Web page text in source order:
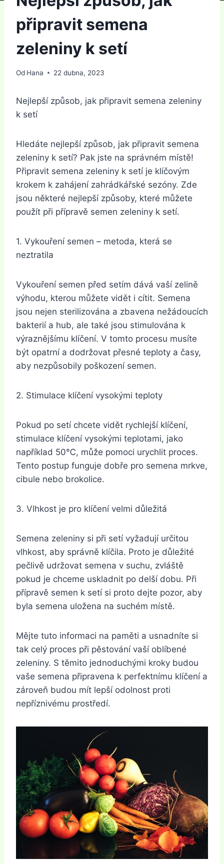
připravit semena
zeleniny k setí
Od Hana 22 dubna, 2023
Nejlepší způsob, jak připravit semena zeleniny
k setí
Hledáte nejlepší způsob, jak připravit semena
zeleniny k setí? Pak jste na správném místě!
Připravit semena zeleniny k setí je klíčovým
krokem k zahájení zahrádkářské sezóny. Zde
jsou některé nejlepší způsoby, které můžete
použít při přípravě semen zeleniny k setí.
1. Vykouření semen – metoda, která se
neztratila
Vykouření semen před setím dává vaší zelině
výhodu, kterou můžete vidět i cítit. Semena
jsou nejen sterilizována a zbavena nežádoucích
bakterií a hub, ale také jsou stimulována k
výraznějšímu klíčení. V tomto procesu musíte
být opatrní a dodržovat přesné teploty a časy,
aby nezpůsobily poškození semen.
2. Stimulace klíčení vysokými teploty
Pokud po setí chcete vidět rychlejší klíčení,
stimulace klíčení vysokými teplotami, jako
například 50℃, může pomoci urychlit proces.
Tento postup funguje dobře pro semena mrkve,
cibule nebo brokolice.
3. Vlhkost je pro klíčení velmi důležitá
Semena zeleniny si při setí vyžadují určitou
vlhkost, aby správně klíčila. Proto je důležité
pečlivě udržovat semena v suchu, zvláště
pokud je chceme uskladnit po delší dobu. Při
přípravě semen k setí si proto dejte pozor, aby
byla semena uložena na suchém místě.
Mějte tuto informaci na paměti a usnadníte si
tak celý proces při pěstování vaší oblíbené
zeleniny. S těmito jednoduchými kroky budou
vaše semena připravena k perfektnímu klíčení a
zároveň budou mít lepší odolnost proti
nepříznivému prostředí.